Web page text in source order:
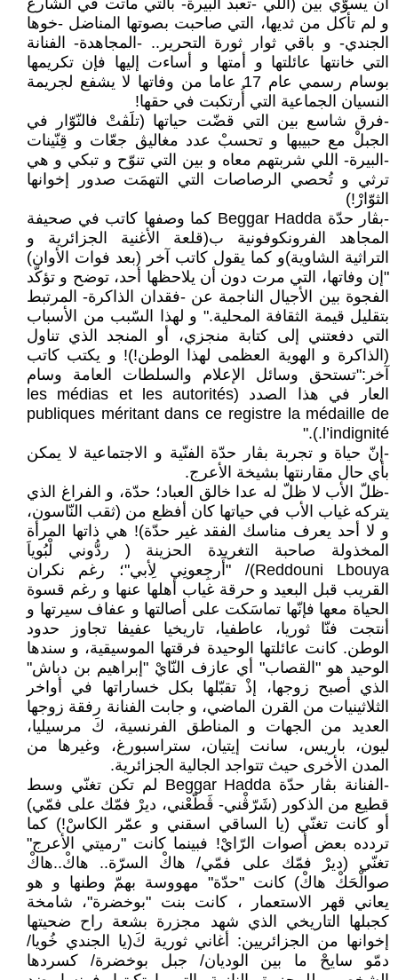
أن يسوّي بين (اللي -تعبد البيرة- بالتي ماتت في الشارع
و لم تأكل من ثديها، التي صاحبت بصوتها المناضل -خوها
الجندي- و باقي ثوار ثورة التحرير.. -المجاهدة- الفنانة
التي خانتها عائلتها و أمتها و أساءت إليها فإن تكريمها
بوسام رسمي عام 17 عاما من وفاتها لا يشفع لجريمة
النسيان الجماعية التي أُرتكبت في حقها!
-فرق شاسع بين التي قضّت حياتها (تلَڨتْ فالنّوّار في
الجبلْ مع حبيبها و تحسبْ عدد مغاليڨ جعّات و قِنّينات
-البيرة- اللي شربتهم معاه و بين التي تنوّح و تبكي و هي
ترثي و تُحصي الرصاصات التي التهمَت صدور إخوانها
الثوّارْ!)
-بڨار حدّة Beggar Hadda كما وصفها كاتب في صحيفة
المجاهد الفرونكوفونية ب(قلعة الأغنية الجزائرية و
التراثية الشاوية)و كما يقول كاتب آخر (بعد فوات الأوان)
"إن وفاتها، التي مرت دون أن يلاحظها أحد، توضح و تؤكّد
الفجوة بين الأجيال الناجمة عن -فقدان الذاكرة- المرتبط
بتقليل قيمة الثقافة المحلية." و لهذا السّبب من الأسباب
التي دفعتني إلى كتابة منجزي، أو المنجد الذي تناول
(الذاكرة و الهوية العظمى لهذا الوطن!)! و يكتب كاتب
آخر:"تستحق وسائل الإعلام والسلطات العامة وسام
العار في هذا الصدد (les médias et les autorités
publiques méritant dans ce registre la médaille de
l’indignité.)."
-إنّ حياة و تجربة بڨار حدّة الفنّية و الاجتماعية لا يمكن
بأي حال مقارنتها بشيخة الأعرج.
-ظلّ الأب لا ظلّ له عدا خالق العباد؛ حدّة، و الفراغ الذي
يتركه غياب الأب في حياتها كان أفظع من (ثقب النّاسون،
و لا أحد يعرف مناسك الفقد غير حدّة)! هي ذاتها المرأة
المخذولة صاحبة التغريدة الحزينة ( ردُّوني لْبُوياَ
Reddouni Lbouya)/ "أَرجِعونِي لِأبي"؛ رغم نكران
القريب قبل البعيد و حرقة غياب أهلها عنها و رغم قسوة
الحياة معها فإنّها تماسَكت على أصالتها و عفاف سيرتها و
أنتجت فنّا ثوريا، عاطفيا، تاريخيا عفيفا تجاوز حدود
الوطن. كانت عائلتها الوحيدة فرقتها الموسيقية، و سندها
الوحيد هو "القصاب" أي عازف النّايْ "إبراهيم بن دباش"
الذي أصبح زوجها، إذْ تقبّلها بكل خساراتها في أواخر
الثلاثينيات من القرن الماضي، و جابت الفنانة رفقة زوجها
العديد من الجهات و المناطق الفرنسية، كَ مرسيليا،
ليون، باريس، سانت إيتيان، ستراسبورغ، وغيرها من
المدن الأخرى حيث تتواجد الجالية الجزائرية.
-الفنانة بڨار حدّة Beggar Hadda لم تكن تغنّي وسط
قطيع من الذكور (شَرّڨْني- ڨَطّعْني، ديرْ فمّك على فمّي)
أو كانت تغنّي (يا الساقي اسقني و عمّر الكاسْ!) كما
تردده بعض أصوات الرّايْ! فبينما كانت "رميتي الأعرج"
تغنّي (ديرْ فمّك على فمّي/ هاكْ السرّة.. هاكْ..هاكْ
صوالْحَكْ هاكْ) كانت "حدّة" مهووسة بهمّ وطنها و هو
يعاني قهر الاستعمار ، كانت بنت "بوخضرة"، شامخة
كجبلها التاريخي الذي شهد مجزرة بشعة راح ضحيتها
إخوانها من الجزائريين: أغاني ثورية كَ(يا الجندي خُويا/
دمّو سايحْ ما بين الوديان/ جبل بوخضرة/ كسردها